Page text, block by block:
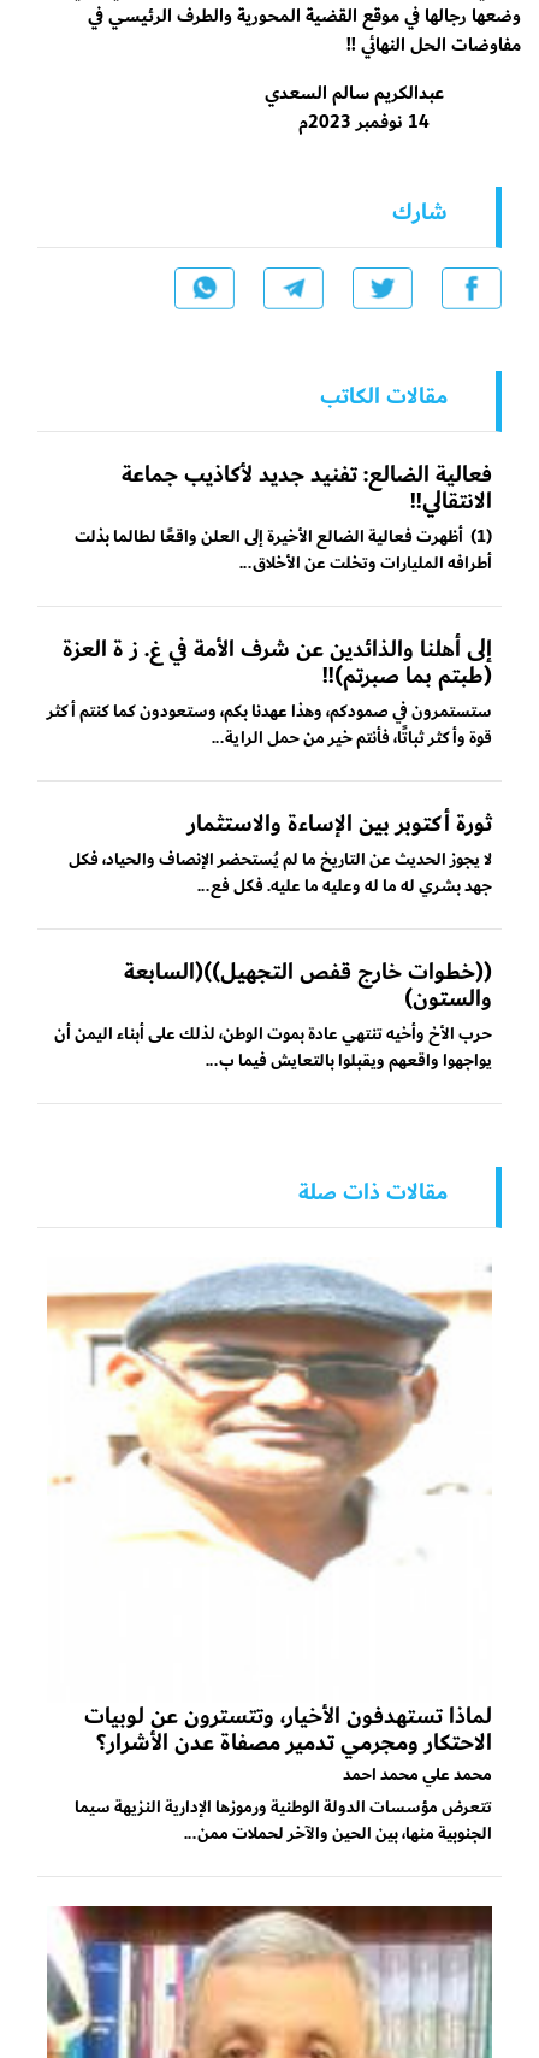
وضعها رجالها في موقع القضية المحورية والطرف الرئيسي في
مفاوضات الحل النهائي !!
عبدالكريم سالم السعدي
شارك
مقالات الكاتب
فعالية الضالع: تفنيد جديد لأكاذيب جماعة
الانتقالي!!
(1) أظهرت فعالية الضالع الأخيرة إلى العلن واقعًا لطالما بذلت
أطرافه المليارات وتخلت عن الأخلاق...
إلى أهلنا والذائدين عن شرف الأمة في غ. ز ة العزة
(طبتم بما صبرتم)!!
ستستمرون في صمودكم، وهذا عهدنا بكم، وستعودون كما كنتم أكثر
قوة وأكثر ثباتًا، فأنتم خير من حمل الراية...
ثورة أكتوبر بين الإساءة والاستثمار
لا يجوز الحديث عن التاريخ ما لم يُستحضر الإنصاف والحياد، فكل
جهد بشري له ما له وعليه ما عليه. فكل فع...
((خطوات خارج قفص التجهيل))(السابعة
والستون)
حرب الأخ وأخيه تنتهي عادة بموت الوطن، لذلك على أبناء اليمن أن
يواجهوا واقعهم ويقبلوا بالتعايش فيما ب...
مقالات ذات صلة
لماذا تستهدفون الأخيار، وتتسترون عن لوبيات
الاحتكار ومجرمي تدمير مصفاة عدن الأشرار؟
محمد علي محمد احمد
تتعرض مؤسسات الدولة الوطنية ورموزها الإدارية النزيهة سيما
الجنوبية منها، بين الحين والآخر لحملات ممن...